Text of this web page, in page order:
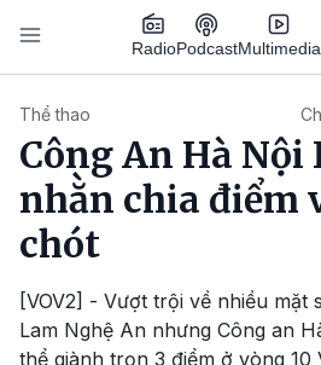
Nhảy đến nội dung
RadioPodcastMultimedia
Thể thao
Công An Hà Nội
nhằn chia điểm
chót
[VOV2] - Vượt trội về nhiều mặt
Lam Nghệ An nhưng Công an
thể giành trọn 3 điểm ở vòng 10